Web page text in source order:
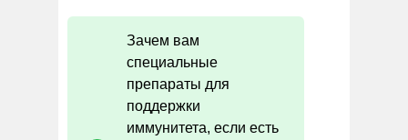
Зачем вам
специальные
препараты для
поддержки
иммунитета, если есть